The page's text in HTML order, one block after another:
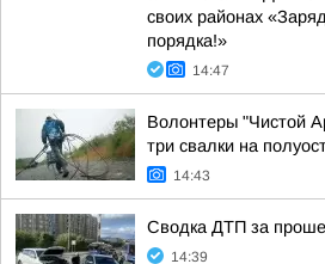
своих районах
порядка!»
14:47
Волонтеры "Чистой
три свалки на
14:43
Сводка ДТП за
14:39